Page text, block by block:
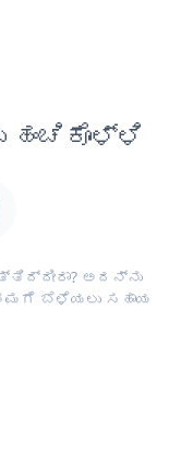
ಅದನ್ನು
ಬೆಳೆಯಲು ಸಹಾಯ